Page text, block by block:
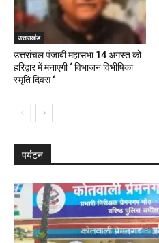
उत्तराखंड
उत्तरांचल पंजाबी महासभा 14 अगस्त को
हरिद्वार में मनाएगी ‘ विभाजन विभीषिका
स्मृति दिवस ‘
पर्यटन